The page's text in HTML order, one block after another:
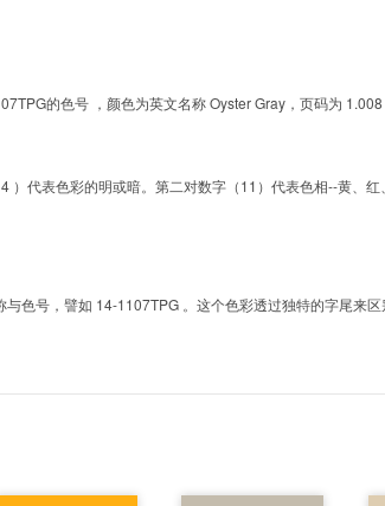
的色号 ，颜色为英文名称 Oyster Gray，页码为
代表色彩的明或暗。第二对数字（11）代表色相--黄
色号，譬如 14-1107TPG 。这个色彩透过独特的字尾